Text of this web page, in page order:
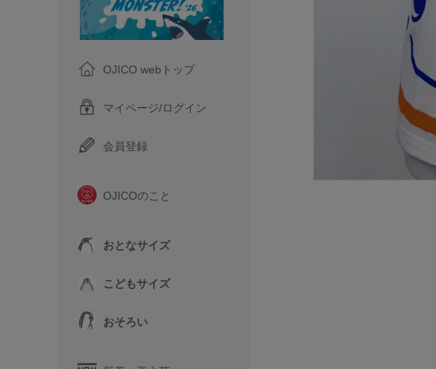
OJICO webトップ
マイページ/ログイン
会員登録
OJICOのこと
おとなサイズ
こどもサイズ
おそろい